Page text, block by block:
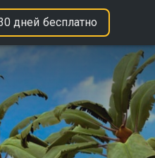
дней бесплатно